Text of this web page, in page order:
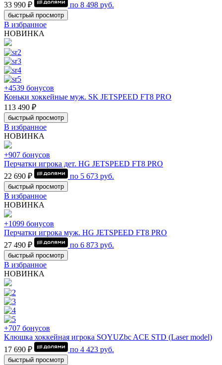
33 990 ₽
по 8 498 руб.
быстрый просмотр
В избранное
НОВИНКА
+4539 бонусов
Коньки хоккейные муж. SK JETSPEED FT8 PRO
113 490 ₽
быстрый просмотр
В избранное
НОВИНКА
+907 бонусов
Перчатки игрока дет. HG JETSPEED FT8 PRO
22 690 ₽
по 5 673 руб.
быстрый просмотр
В избранное
НОВИНКА
+1099 бонусов
Перчатки игрока муж. HG JETSPEED FT8 PRO
27 490 ₽
по 6 873 руб.
быстрый просмотр
В избранное
НОВИНКА
+707 бонусов
Клюшка хоккейная игрока SOYUZbc ACE STD (Laser model)
17 690 ₽
по 4 423 руб.
быстрый просмотр